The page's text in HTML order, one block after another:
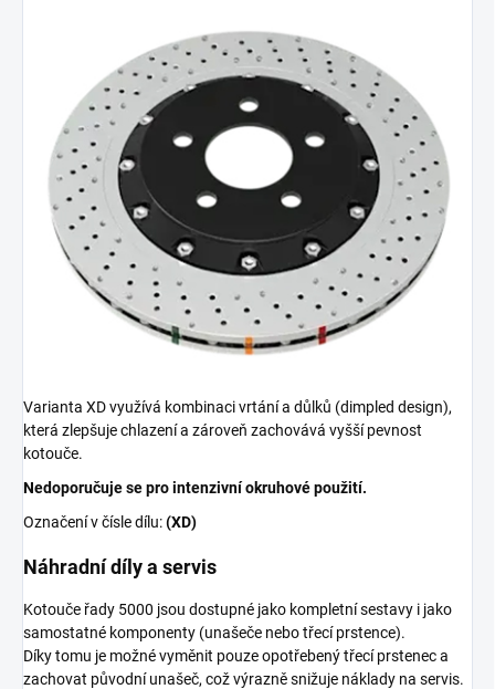
Varianta XD využívá kombinaci vrtání a důlků (dimpled design),
která zlepšuje chlazení a zároveň zachovává vyšší pevnost
kotouče.
Nedoporučuje se pro intenzivní okruhové použití.
Označení v čísle dílu:(XD)
Náhradní díly a servis
Kotouče řady 5000 jsou dostupné jako kompletní sestavy i jako
samostatné komponenty (unašeče nebo třecí prstence).
Díky tomu je možné vyměnit pouze opotřebený třecí prstenec a
zachovat původní unašeč, což výrazně snižuje náklady na servis.